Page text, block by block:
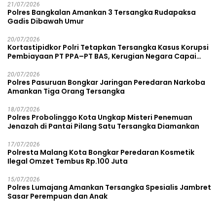
21/07/2026
Polres Bangkalan Amankan 3 Tersangka Rudapaksa
Gadis Dibawah Umur
20/07/2026
Kortastipidkor Polri Tetapkan Tersangka Kasus Korupsi
Pembiayaan PT PPA–PT BAS, Kerugian Negara Capai
20/07/2026
Polres Pasuruan Bongkar Jaringan Peredaran Narkoba
Amankan Tiga Orang Tersangka
18/07/2026
Polres Probolinggo Kota Ungkap Misteri Penemuan
Jenazah di Pantai Pilang Satu Tersangka Diamankan
17/07/2026
Polresta Malang Kota Bongkar Peredaran Kosmetik
Ilegal Omzet Tembus Rp.100 Juta
15/07/2026
Polres Lumajang Amankan Tersangka Spesialis Jambret
Sasar Perempuan dan Anak